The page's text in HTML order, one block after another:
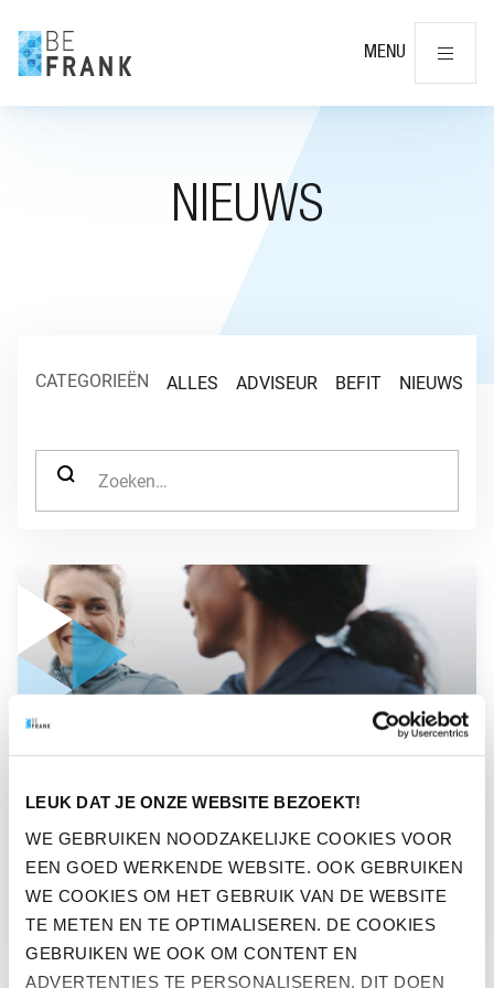
LEUK DAT JE ONZE WEBSITE BEZOEKT!
WE GEBRUIKEN NOODZAKELIJKE COOKIES VOOR
EEN GOED WERKENDE WEBSITE. OOK GEBRUIKEN
WE COOKIES OM HET GEBRUIK VAN DE WEBSITE
TE METEN EN TE OPTIMALISEREN. DE COOKIES
GEBRUIKEN WE OOK OM CONTENT EN
ADVERTENTIES TE PERSONALISEREN. DIT DOEN
MENU
NIEUWS
CATEGORIEËN ALLES ADVISEUR BEFIT NIEUWS
ZOEK NAAR:
GA NAAR “7 REDENEN OM WÉL TE GAAN SPORTEN”
7 REDENEN OM WÉL TE
GAAN SPORTEN